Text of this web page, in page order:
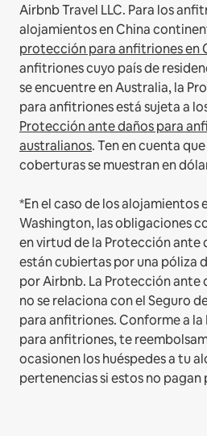
Airbnb Travel LLC. Para los
alojamientos en China
protección para anfitriones en
anfitriones cuyo país de
se encuentre en Australia, la
para anfitriones está sujeta a
Protección ante daños para
australianos. Ten en cuenta
coberturas se muestran en
*En el caso de los alojamientos
Washington, las obligaciones
en virtud de la Protección ante
están cubiertas por una póliza
por Airbnb. La Protección ante
no se relaciona con el Seguro
para anfitriones. Conforme a
para anfitriones, te
ocasionen los huéspedes a tu
pertenencias si estos no pagan